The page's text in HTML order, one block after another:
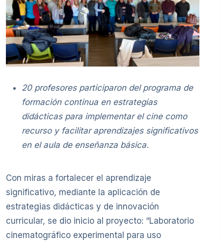
20 profesores participaron del programa de
formación continua en estrategias
didácticas para implementar el cine como
recurso y facilitar aprendizajes significativos
en el aula de enseñanza básica.
Con miras a fortalecer el aprendizaje
significativo, mediante la aplicación de
estrategias didácticas y de innovación
curricular, se dio inicio al proyecto: “Laboratorio
cinematográfico experimental para uso